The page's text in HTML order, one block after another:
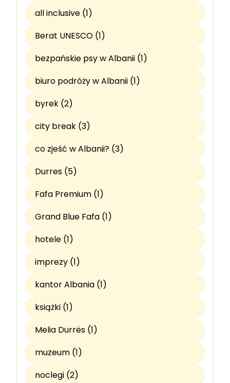
all inclusive (1)
Berat UNESCO (1)
bezpańskie psy w Albanii (1)
biuro podróży w Albanii (1)
byrek (2)
city break (3)
co zjeść w Albanii? (3)
Durres (5)
Fafa Premium (1)
Grand Blue Fafa (1)
hotele (1)
imprezy (1)
kantor Albania (1)
książki (1)
Melia Durrës (1)
muzeum (1)
noclegi (2)